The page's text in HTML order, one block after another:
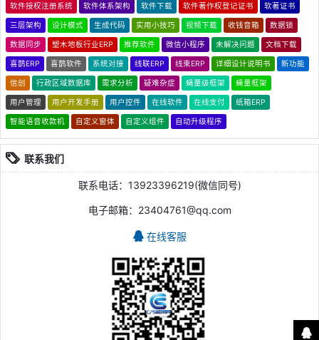
软件授权注册系统 软件体系架构 软件下载 软件著作权登记证书 软著证书
三层架构 设计模式 生成代码 实用小技巧 视频下载 收钱音箱 数据锁
数据同步 塑木地板行业ERP 推荐软件 微信小程序 未解决问题 文档下载
喜鹊ERP 喜鹊软件 系统对接 线联ERP 线束ERP 详细设计说明书 新功能
信创 行政区域数据库 需求分析 疑难杂症 蝇量级框架 蝇量框架
用户管理 用户开发手册 用户控件 在线软件 在线支付 纸箱ERP
智能语音收款机 自定义窗体 自定义组件 自动升级程序
联系我们
联系电话：13923396219(微信同号)
电子邮箱：23404761@qq.com
在线客服